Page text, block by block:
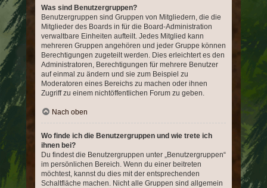
Was sind Benutzergruppen?
Benutzergruppen sind Gruppen von Mitgliedern, die die
Mitglieder des Boards in für die Board-Administration
verwaltbare Einheiten aufteilt. Jedes Mitglied kann
mehreren Gruppen angehören und jeder Gruppe können
Berechtigungen zugeteilt werden. Dies erleichtert es den
Administratoren, Berechtigungen für mehrere Benutzer
auf einmal zu ändern und sie zum Beispiel zu
Moderatoren eines Bereichs zu machen oder ihnen
Zugriff zu einem nichtöffentlichen Forum zu geben.
Nach oben
Wo finde ich die Benutzergruppen und wie trete ich
ihnen bei?
Du findest die Benutzergruppen unter „Benutzergruppen“
im persönlichen Bereich. Wenn du einer beitreten
möchtest, kannst du dies mit der entsprechenden
Schaltfläche machen. Nicht alle Gruppen sind allgemein